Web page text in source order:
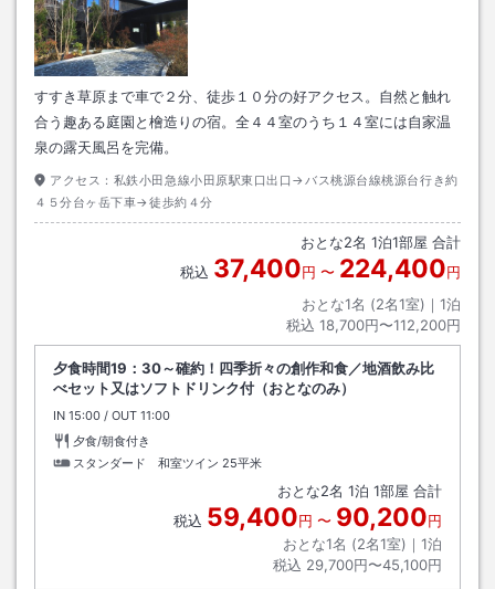
すすき草原まで車で２分、徒歩１０分の好アクセス。自然と触れ
合う趣ある庭園と檜造りの宿。全４４室のうち１４室には自家温
泉の露天風呂を完備。
アクセス： 私鉄小田急線小田原駅東口出口→バス桃源台線桃源台行き約
４５分台ヶ岳下車→徒歩約４分
おとな2名 1泊1部屋 合計
税込 37,400円 〜 224,400円
おとな1名 (2名1室)｜ 1泊
税込 18,700円〜112,200円
夕食時間19：30～確約！四季折々の創作和食／地酒飲み比
べセット又はソフトドリンク付（おとなのみ）
IN チェックイン
15:00 / OUT チェックアウト
11:00
夕食/朝食付き
スタンダード 和室ツイン 25平米
おとな2名 1泊 1部屋 合計
税込 59,400円 〜 90,200円
おとな1名 (2名1室)｜ 1泊
税込 29,700円〜45,100円